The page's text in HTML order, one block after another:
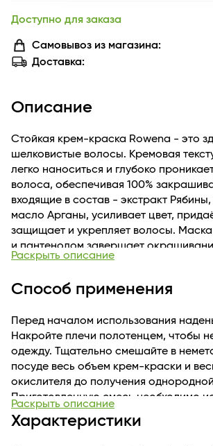
Доступно для заказа
Самовывоз из магазина:
Доставка:
Описание
Стойкая крем-краска Rowena - это
шелковистые волосы. Кремовая
легко наноситься и глубоко
волоса, обеспечивая 100%
входящие в состав - экстракт Рябины,
масло Арганы, усиливает цвет,
защищает и укрепляет волосы.
и пантенолом завершает
цвет, увлажняет и питает, делает
Раскрыть описание
Способ применения
Перед началом использования
Накройте плечи полотенцем, чтобы
одежду. Тщательно смешайте в
посуде весь объем крем-краски и
окислителя до получения
Приготовленную смесь необходимо
один раз.Если окрашивание
1.Разделить волосы и нанести
Раскрыть описание
Характеристики